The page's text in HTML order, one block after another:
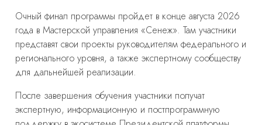
Очный финал программы пройдет в конце августа 2026
года в Мастерской управления «Сенеж». Там участники
представят свои проекты руководителям федерального и
регионального уровня, а также экспертному сообществу
для дальнейшей реализации.
После завершения обучения участники получат
экспертную, информационную и постпрограммную